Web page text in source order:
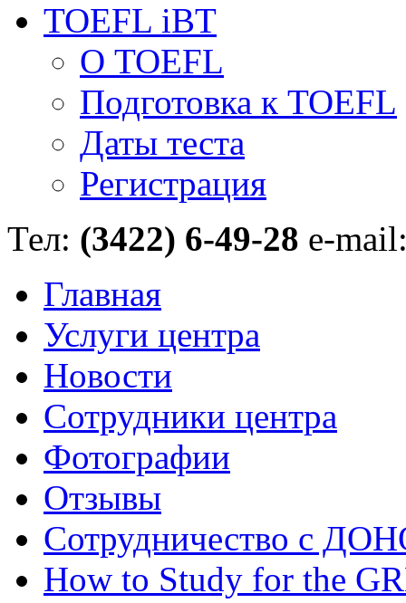
TOEFL iBT
О TOEFL
Подготовка к TOEFL
Даты теста
Регистрация
Тел: (3422) 6-49-28 e-
Главная
Услуги центра
Новости
Сотрудники центра
Фотографии
Отзывы
Сотрудничество с
How to Study for the